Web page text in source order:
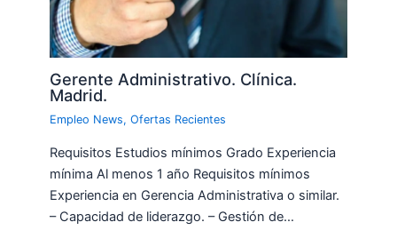
Gerente Administrativo. Clínica.
Madrid.
Empleo News,Ofertas Recientes
Requisitos Estudios mínimos Grado Experiencia
mínima Al menos 1 año Requisitos mínimos
Experiencia en Gerencia Administrativa o similar.
– Capacidad de liderazgo. – Gestión de…